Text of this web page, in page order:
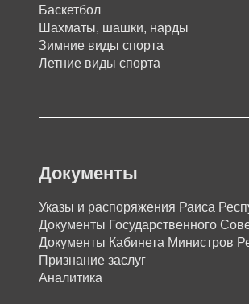
Баскетбол
Шахматы, шашки, нарды
Зимние виды спорта
Летние виды спорта
Документы
Указы и распоряжения Раиса
Документы Государственного
Документы Кабинета Министров
Признание заслуг
Аналитика